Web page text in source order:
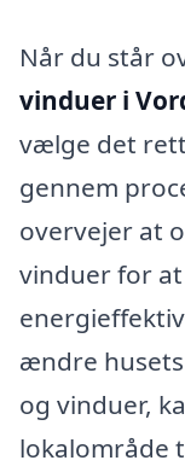
Når du står
vinduer i
vælge det
gennem
overvejer at
vinduer for
ændre
og vinduer,
lokalområde